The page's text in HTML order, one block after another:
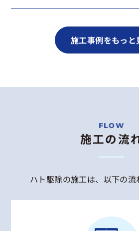
対策
施工事例をもっと
施工の流
ハト駆除の施工は、以下の流